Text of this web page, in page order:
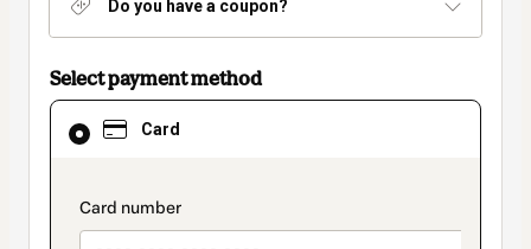
Do you have a coupon?
Select payment method
Card
payment_data.section_title_v2
Card
selected
method